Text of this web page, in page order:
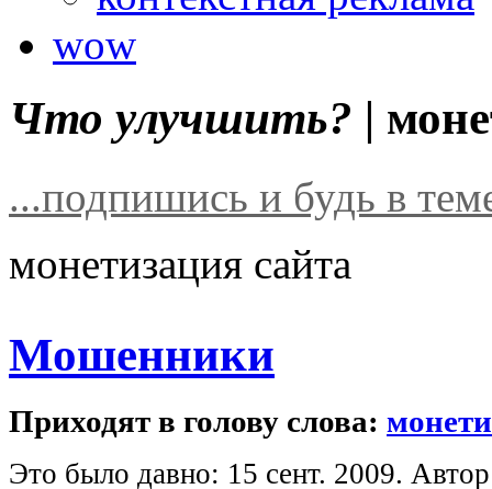
wow
Что улучшить? |
...подпишись и будь в
монетизация сайта
Мошенники
Приходят в голову слова:
Это было давно: 15 сент. 2009.